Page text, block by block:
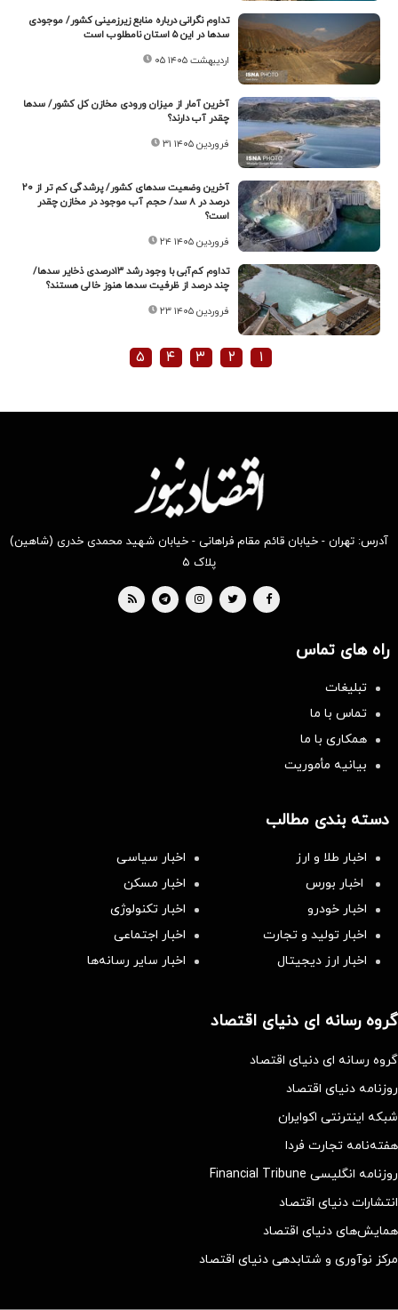
تداوم نگرانی درباره منابع زیرزمینی کشور/ موجودی
سدها در این ۵ استان نامطلوب است
۰۵ اردیبهشت ۱۴۰۵
آخرین آمار از میزان ورودی مخازن کل کشور/ سدها
چقدر آب دارند؟
۳۱ فروردین ۱۴۰۵
آخرین وضعیت سدهای کشور/ پرشدگی کم تر از ۲۰
درصد در ۸ سد/ حجم آب موجود در مخازن چقدر
است؟
۲۴ فروردین ۱۴۰۵
تداوم کم‌آبی با وجود رشد ۱۳درصدی ذخایر سدها/
چند درصد از ظرفیت سدها هنوز خالی هستند؟
۲۳ فروردین ۱۴۰۵
۱ ۲ ۳ ۴ ۵
آدرس: تهران - خیابان قائم مقام فراهانی - خیابان شهید محمدی خدری (شاهین)
پلاک ۵
راه های تماس
تبلیغات
تماس با ما
همکاری با ما
بیانیه مأموریت
دسته بندی مطالب
اخبار طلا و ارز
اخبار سیاسی
اخبار بورس
اخبار مسکن
اخبار خودرو
اخبار تکنولوژی
اخبار تولید و تجارت
اخبار اجتماعی
اخبار ارز دیجیتال
اخبار سایر رسانه‌‌ها
گروه رسانه ای دنیای اقتصاد
گروه رسانه ای دنیای اقتصاد
روزنامه دنیای اقتصاد
شبکه اینترنتی اکوایران
هفته‌نامه تجارت فردا
روزنامه انگلیسی Financial Tribune
انتشارات دنیای اقتصاد
همایش‌های دنیای اقتصاد
مرکز نوآوری و شتابدهی دنیای اقتصاد